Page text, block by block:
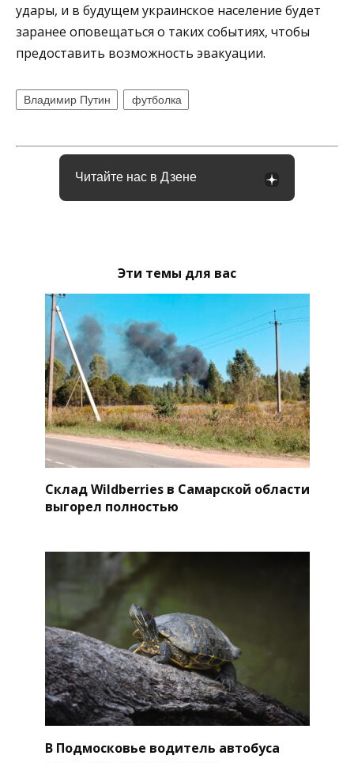
удары, и в будущем украинское население будет
заранее оповещаться о таких событиях, чтобы
предоставить возможность эвакуации.
Владимир Путин футболка
Читайте нас в Дзене
Эти темы для вас
Склад Wildberries в Самарской области
выгорел полностью
В Подмосковье водитель автобуса